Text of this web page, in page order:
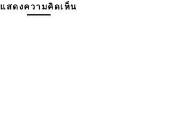
แสดงความคิดเห็น